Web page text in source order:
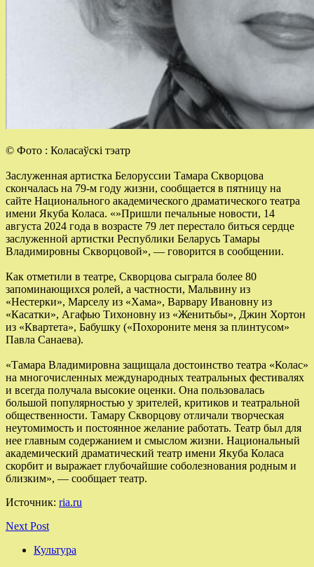
© Фото : Коласаўскі тэатр
Заслуженная артистка Белоруссии Тамара Скворцова
скончалась на 79-м году жизни, сообщается в пятницу на
сайте Национального академического драматического театра
имени Якуба Коласа. «»Пришли печальные новости, 14
августа 2024 года в возрасте 79 лет перестало биться сердце
заслуженной артистки Республики Беларусь Тамары
Владимировны Скворцовой», — говорится в сообщении.
Как отметили в театре, Скворцова сыграла более 80
запоминающихся ролей, а частности, Мальвину из
«Нестерки», Марселу из «Хама», Варвару Ивановну из
«Касатки», Агафью Тихоновну из «Женитьбы», Джин Хортон
из «Квартета», Бабушку («Похороните меня за плинтусом»
Павла Санаева).
«Тамара Владимировна защищала достоинство театра «Колас»
на многочисленных международных театральных фестивалях
и всегда получала высокие оценки. Она пользовалась
большой популярностью у зрителей, критиков и театральной
общественности. Тамару Скворцову отличали творческая
неутомимость и постоянное желание работать. Театр был для
нее главным содержанием и смыслом жизни. Национальный
академический драматический театр имени Якуба Коласа
скорбит и выражает глубочайшие соболезнования родным и
близким», — сообщает театр.
Источник: ria.ru
Next Post
Культура